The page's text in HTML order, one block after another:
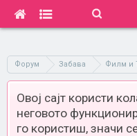
Форум Забава Филм и
Овој сајт користи
неговото
го користиш, значи